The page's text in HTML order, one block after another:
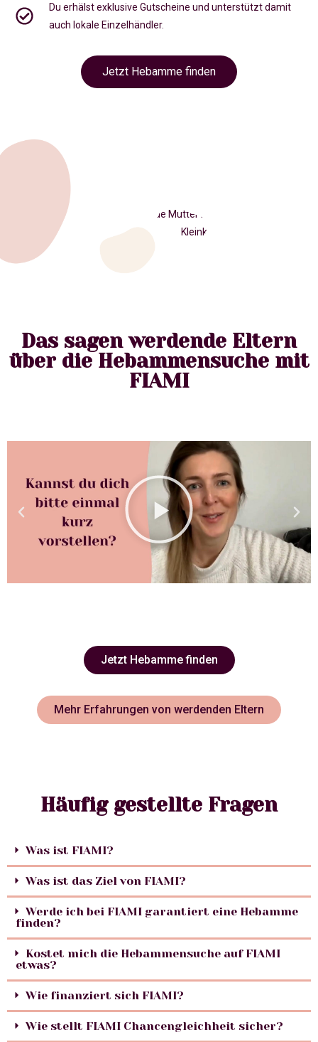
Du erhälst exklusive Gutscheine und unterstützt damit
auch lokale Einzelhändler.
Jetzt Hebamme finden
Das sagen werdende Eltern
über die Hebammensuche mit
FIAMI
Jetzt Hebamme finden
Mehr Erfahrungen von werdenden Eltern
Häufig gestellte Fragen
Was ist FIAMI?
Was ist das Ziel von FIAMI?
Werde ich bei FIAMI garantiert eine Hebamme
finden?
Kostet mich die Hebammensuche auf FIAMI
etwas?
Wie finanziert sich FIAMI?
Wie stellt FIAMI Chancengleichheit sicher?